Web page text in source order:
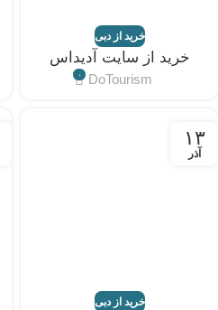
خرید از دبی
خرید از سایت آدیداس
DoTourism ۰
۱۳
آذر
خرید از دبی